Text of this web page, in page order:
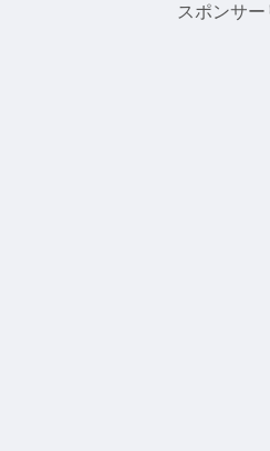
#ShowAlohaLand がお勧めで
の
スポンサー